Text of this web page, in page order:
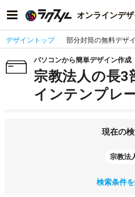
オンラインデ
デザイントップ 部分封筒の無料デザ
パソコンから簡単デザイン作成
宗教法人の長3
インテンプレ
現在の
宗教法
検索条件